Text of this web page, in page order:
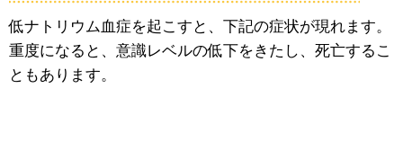
低ナトリウム血症を起こすと、下記の症状が現れます。
重度になると、意識レベルの低下をきたし、死亡するこ
ともあります。